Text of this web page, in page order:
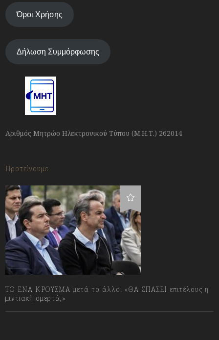
Όροι Χρήσης
Δήλωση Συμμόρφωσης
Αριθμός Μητρώο Ηλεκτρονικού Τύπου (Μ.Η.Τ.) 262014
Προτείνουμε
ΤΟ ΕΝΑ ΚΡΟΥΣΜΑ μετά το άλλο! «ΘΑ ΣΠΑΣΕΙ επιτέλους η
μιντιακή ομερτά;»